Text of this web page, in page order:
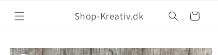
Shop-Kreativ.dk Indkøbskurv